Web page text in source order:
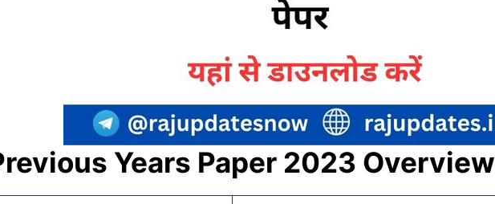
Years Paper 2023 Overview